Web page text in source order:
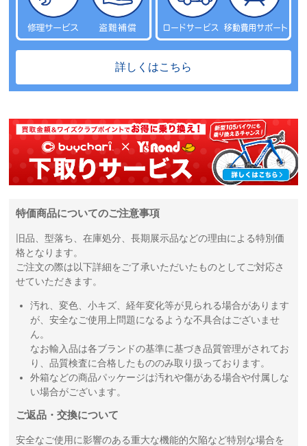
詳しくはこちら
特価商品についてのご注意事項
旧品、型落ち、在庫処分、長期展示品などの理由による特別価
格となります。
ご注文の際は以下詳細をご了承いただいたものとしてご対応さ
せていただきます。
汚れ、変色、小キズ、経年変化等が見られる場合があります
が、安全なご使用上問題になるような不具合はございませ
ん。
なお輸入品は各ブランドの基準に基づき品質管理がされてお
り、品質検査に合格したもののみ取り扱っております。
外箱などの商品パッケージは汚れや傷がある場合や付属しな
い場合がございます。
ご返品・交換について
安全なご使用に影響のある重大な機能的欠陥など特別な場合を